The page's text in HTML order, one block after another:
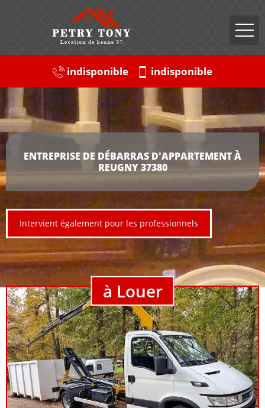
indisponible indisponible
ENTREPRISE DE DÉBARRAS D'APPARTEMENT À
REUGNY 37380
Intervient également pour les professionnels
à Louer